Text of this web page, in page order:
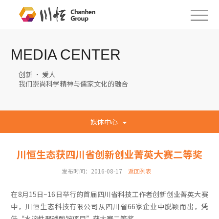
MEDIA CENTER
创新 · 爱人
我们崇尚科学精神与儒家文化的融合
媒体中心
川恒生态获四川省创新创业菁英大赛二等奖
发布时间：2016-08-17 返回列表
在8月15日~16日举行的首届四川省科技工作者创新创业菁英大赛
中，川恒生态科技有限公司从四川省66家企业中脱颖而出，凭